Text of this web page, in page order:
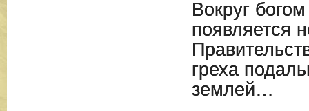
Вокруг
появляется
греха
землей…